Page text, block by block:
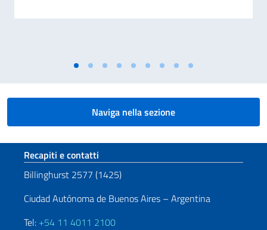
Naviga nella sezione
Sezione footer
Recapiti e contatti
Billinghurst 2577 (1425)
Ciudad Autónoma de Buenos Aires – Argentina
Tel: +54 11 4011 2100